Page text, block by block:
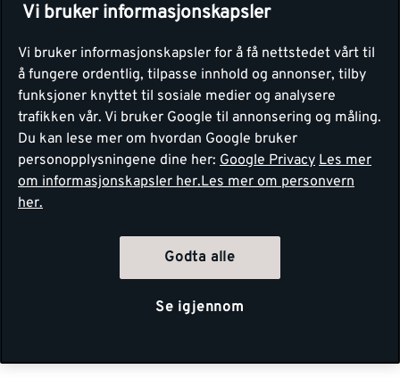
Vi bruker informasjonskapsler
Vi bruker informasjonskapsler for å få nettstedet vårt til
å fungere ordentlig, tilpasse innhold og annonser, tilby
funksjoner knyttet til sosiale medier og analysere
trafikken vår. Vi bruker Google til annonsering og måling.
Du kan lese mer om hvordan Google bruker
personopplysningene dine her: Google Privacy Les mer
om informasjonskapsler her.Les mer om personvern
her.
Godta alle
Se igjennom